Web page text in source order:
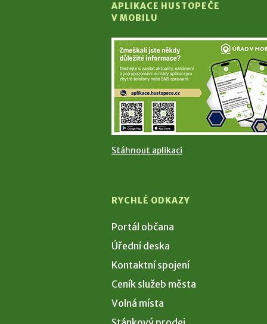
APLIKACE HUSTOPEČE
V MOBILU
Stáhnout aplikaci
RYCHLÉ ODKAZY
Portál občana
Úřední deska
Kontaktní spojení
Ceník služeb města
Volná místa